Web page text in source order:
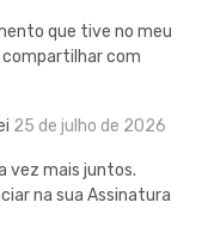
que tive no meu
compartilhar com
25 de julho de 2026
vez mais juntos.
na sua Assinatura